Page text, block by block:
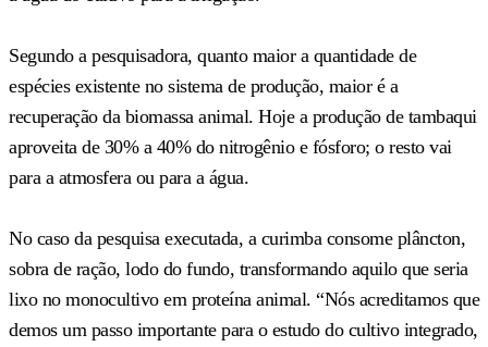
Segundo a pesquisadora, quanto maior a quantidade de
espécies existente no sistema de produção, maior é a
recuperação da biomassa animal. Hoje a produção de tambaqui
aproveita de 30% a 40% do nitrogênio e fósforo; o resto vai
para a atmosfera ou para a água.
No caso da pesquisa executada, a curimba consome plâncton,
sobra de ração, lodo do fundo, transformando aquilo que seria
lixo no monocultivo em proteína animal. “Nós acreditamos que
demos um passo importante para o estudo do cultivo integrado,